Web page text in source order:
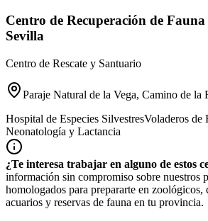
Centro de Recuperación de Fauna
Sevilla
Centro de Rescate y Santuario
Paraje Natural de la Vega, Camino de la
Hospital de Especies SilvestresVoladeros de
Neonatología y Lactancia
¿Te interesa trabajar en alguno de estos
información sin compromiso sobre nuestros
homologados para prepararte en zoológicos,
acuarios y reservas de fauna en tu provincia.